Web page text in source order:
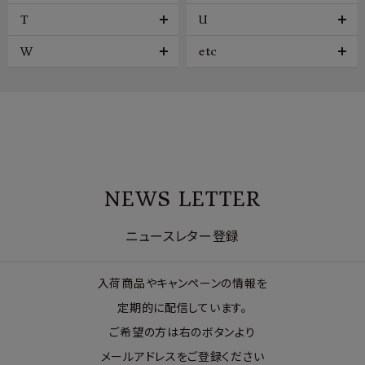
T U
W etc
NEWS LETTER
ニュースレター登録
入荷商品やキャンペーンの情報を
定期的に配信しています。
ご希望の方は右のボタンより
メールアドレスをご登録ください